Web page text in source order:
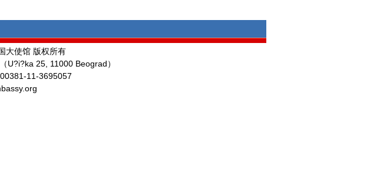
大使馆 版权所有
U?i?ka 25, 11000 Beograd ）
00381-11-3695057